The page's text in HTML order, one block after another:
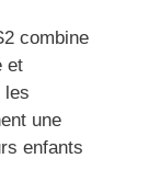
combine
et
les
une
enfants